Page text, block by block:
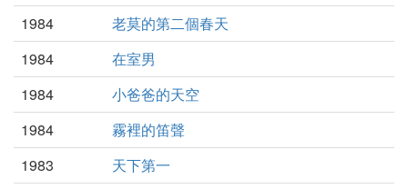
1984
老莫的第二個春天
1984
在室男
1984
小爸爸的天空
1984
霧裡的笛聲
1983
天下第一